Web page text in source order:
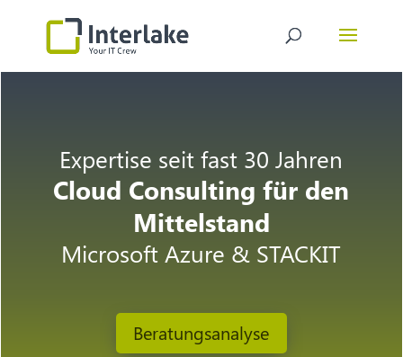
Expertise seit fast 30 Jahren
Cloud Consulting für den
Mittelstand
Microsoft Azure & STACKIT
Beratungsanalyse